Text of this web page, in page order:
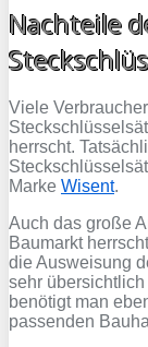
Nachteile
Viele
herrscht.
Marke Wisent.
Auch das große
Baumarkt
die Ausweisung
sehr übersichtlich
benötigt man
passenden